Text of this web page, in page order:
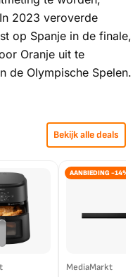
2023 veroverde
op Spanje in de finale,
Oranje uit te
de Olympische Spelen.
Bekijk alle deals
AANBIEDING -14%
MediaMarkt